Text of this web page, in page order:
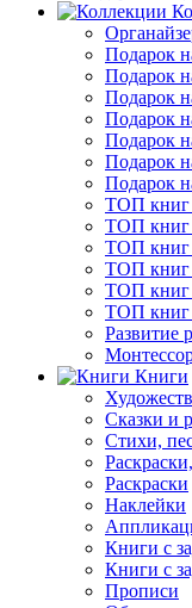
Подарок
Подарок
Подарок
Подарок
Подарок
Подарок
Подарок
ТОП книг
ТОП книг
ТОП книг
ТОП книг
ТОП книг
ТОП книг
Развитие
Книги
Сказки и
Стихи,
Раскраски
Наклейки
Книги с
Книги с
Прописи